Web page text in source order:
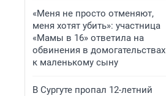
«Меня не просто отменяют,
меня хотят убить»: участница
«Мамы в 16» ответила на
обвинения в домогательствах
к маленькому сыну
В Сургуте пропал 12-летний